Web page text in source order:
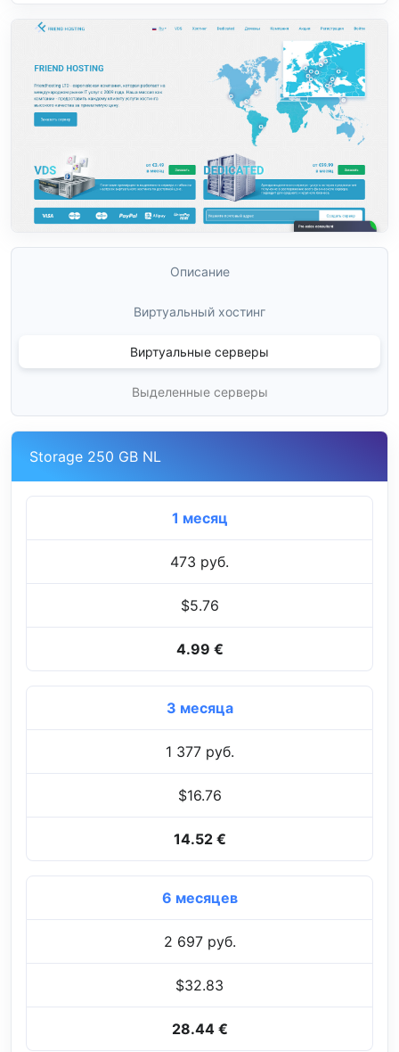
Описание
Виртуальный хостинг
Виртуальные серверы
Выделенные серверы
Storage 250 GB NL
1 месяц
473 руб.
$5.76
4.99 €
3 месяца
1 377 руб.
$16.76
14.52 €
6 месяцев
2 697 руб.
$32.83
28.44 €